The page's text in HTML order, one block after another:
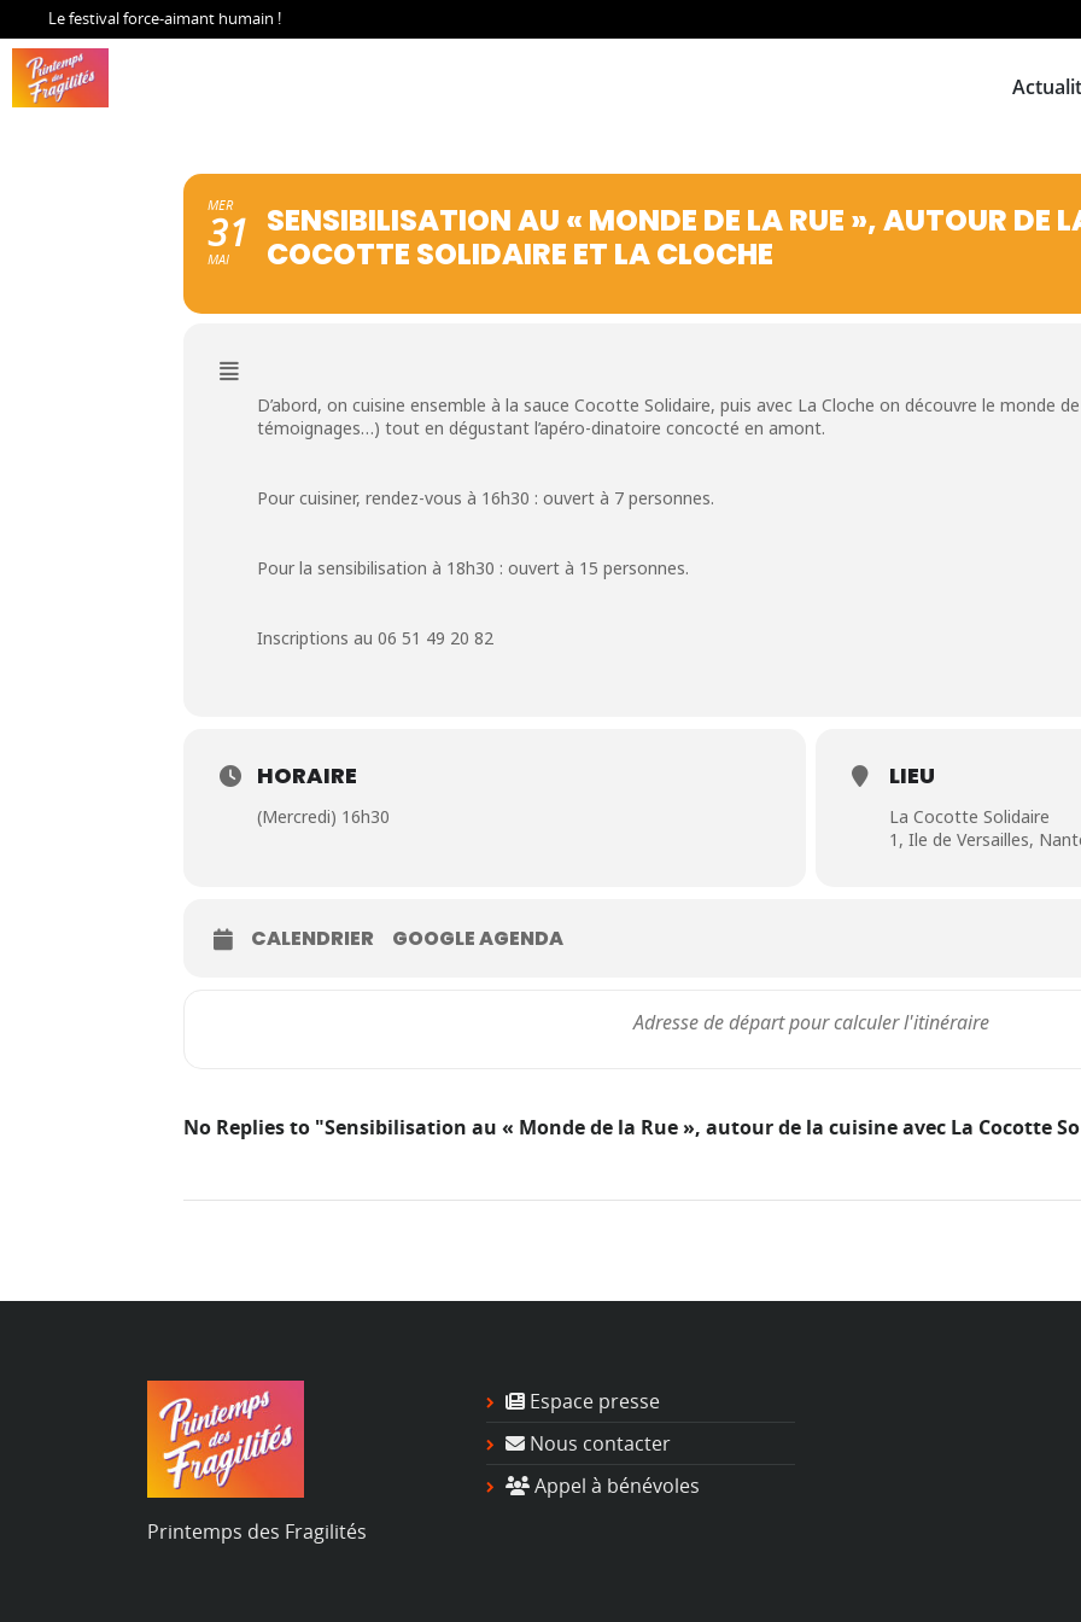
Le festival force-aimant humain !
MER
31
MAI
SENSIBILISATION AU « MONDE DE LA RUE », AUTOUR DE
COCOTTE SOLIDAIRE ET LA CLOCHE
D’abord, on cuisine ensemble à la sauce Cocotte Solidaire, puis avec La Cloche on découvre le monde
témoignages…) tout en dégustant l’apéro-dinatoire concocté en amont.
Pour cuisiner, rendez-vous à 16h30 : ouvert à 7 personnes.
Pour la sensibilisation à 18h30 : ouvert à 15 personnes.
Inscriptions au 06 51 49 20 82
HORAIRE
(Mercredi) 16h30
LIEU
La Cocotte Solidaire
1, Ile de Versailles,
CALENDRIER GOOGLE AGENDA
No Replies to "Sensibilisation au « Monde de la Rue », autour de la cuisine avec La Cocotte
Printemps des Fragilités
Espace presse
Nous contacter
Appel à bénévoles